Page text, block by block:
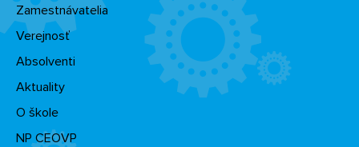
Zamestnávatelia
Verejnosť
Absolventi
Aktuality
O škole
NP CEOVP